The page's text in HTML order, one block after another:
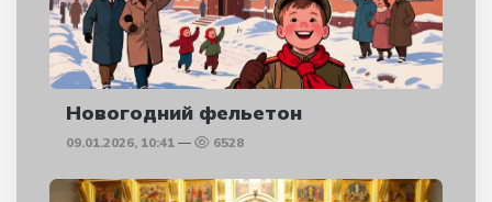
Новогодний фельетон
09.01.2026, 10:41 6528